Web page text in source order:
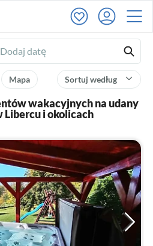
Sortuj według
Mapa
wakacyjnych na udany
Libercu i okolicach